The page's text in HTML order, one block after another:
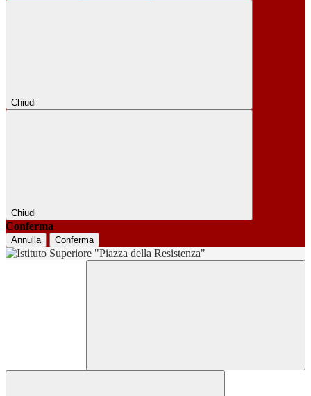
Chiudi
Chiudi
Conferma
Annulla Conferma